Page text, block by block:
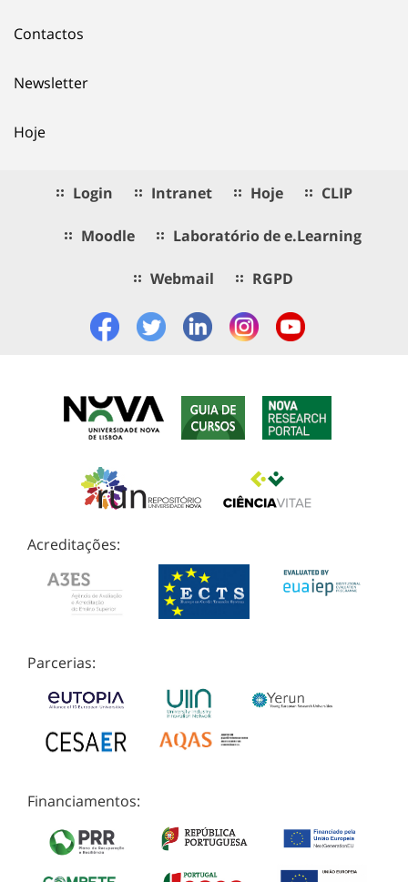
Contactos
Newsletter
Hoje
Login Intranet Hoje CLIP
Moodle Laboratório de e.Learning
Webmail RGPD
Acreditações:
Parcerias:
Financiamentos: